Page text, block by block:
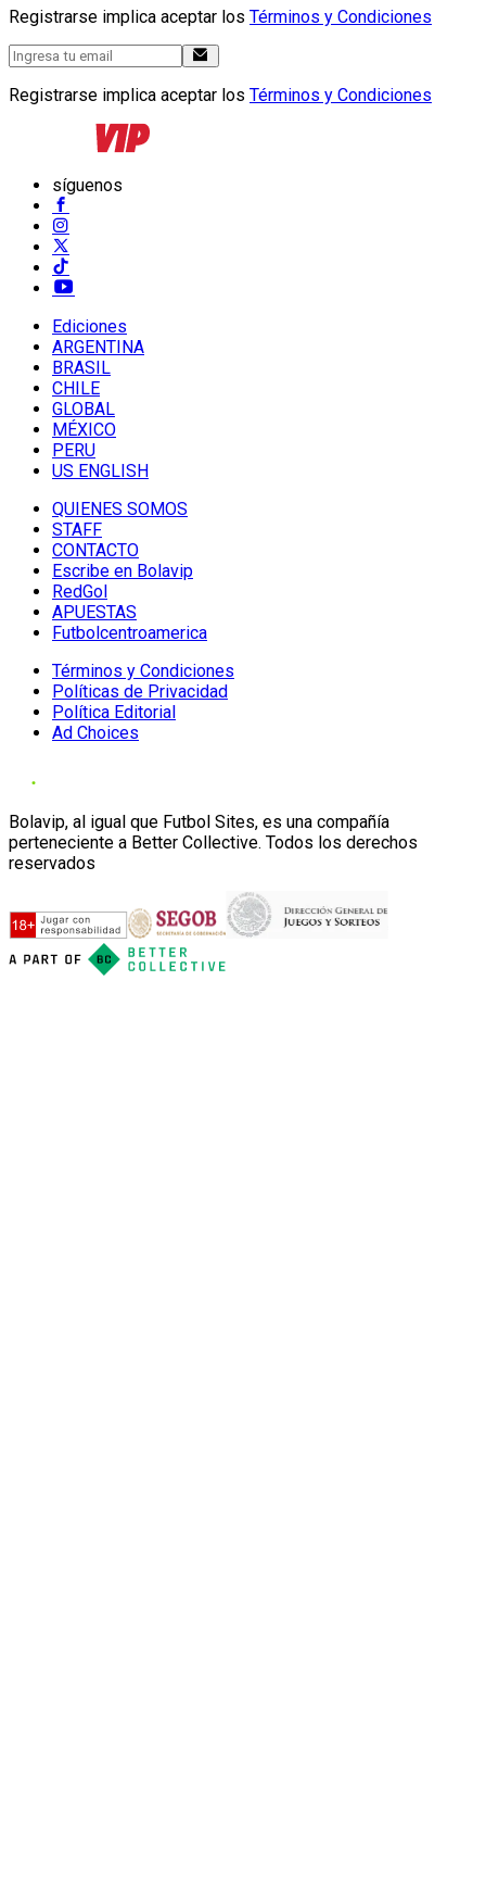
Registrarse implica aceptar los Términos y Condiciones
Registrarse implica aceptar los Términos y Condiciones
síguenos
Ediciones
ARGENTINA
BRASIL
CHILE
GLOBAL
MÉXICO
PERU
US ENGLISH
QUIENES SOMOS
STAFF
CONTACTO
Escribe en Bolavip
RedGol
APUESTAS
Futbolcentroamerica
Términos y Condiciones
Políticas de Privacidad
Política Editorial
Ad Choices
Bolavip, al igual que Futbol Sites, es una compañía
perteneciente a Better Collective. Todos los derechos
reservados